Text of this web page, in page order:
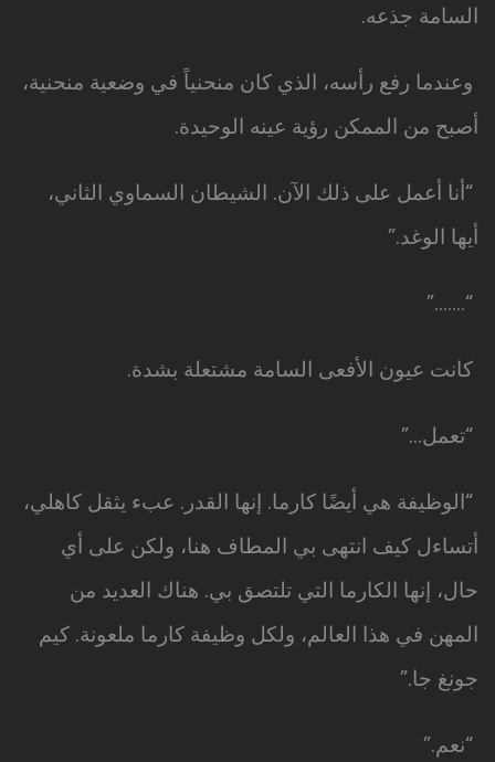
السامة جذعه.
وعندما رفع رأسه، الذي كان منحنياً في وضعية منحنية،
أصبح من الممكن رؤية عينه الوحيدة.
“أنا أعمل على ذلك الآن. الشيطان السماوي الثاني،
أيها الوغد.”
“…….”
كانت عيون الأفعى السامة مشتعلة بشدة.
“تعمل…”
“الوظيفة هي أيضًا كارما. إنها القدر. عبء يثقل كاهلي،
أتساءل كيف انتهى بي المطاف هنا، ولكن على أي
حال، إنها الكارما التي تلتصق بي. هناك العديد من
المهن في هذا العالم، ولكل وظيفة كارما ملعونة. كيم
جونغ جا.”
“نعم.”